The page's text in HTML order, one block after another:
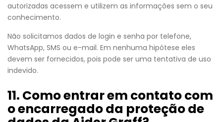
autorizadas acessem e utilizem as informações sem o seu
conhecimento.
Não solicitamos dados de login e senha por telefone,
WhatsApp, SMS ou e-mail. Em nenhuma hipótese eles
devem ser fornecidos, pois pode ser uma tentativa de uso
indevido.
11. Como entrar em contato com
o encarregado da proteção de